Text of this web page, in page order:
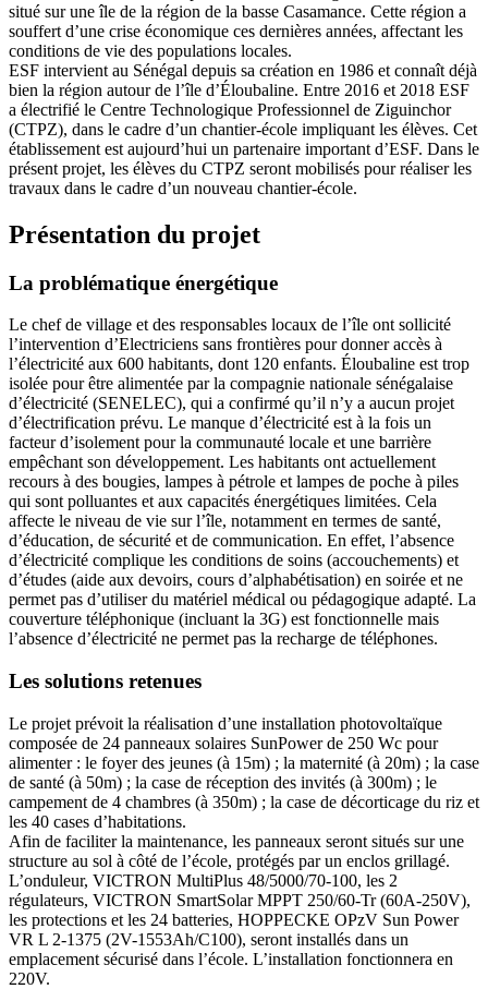
situé sur une île de la région de la basse Casamance. Cette région a
souffert d’une crise économique ces dernières années, affectant les
conditions de vie des populations locales.
ESF intervient au Sénégal depuis sa création en 1986 et connaît déjà
bien la région autour de l’île d’Éloubaline. Entre 2016 et 2018 ESF
a électrifié le Centre Technologique Professionnel de Ziguinchor
(CTPZ), dans le cadre d’un chantier-école impliquant les élèves. Cet
établissement est aujourd’hui un partenaire important d’ESF. Dans le
présent projet, les élèves du CTPZ seront mobilisés pour réaliser les
travaux dans le cadre d’un nouveau chantier-école.
Présentation du projet
La problématique énergétique
Le chef de village et des responsables locaux de l’île ont sollicité
l’intervention d’Electriciens sans frontières pour donner accès à
l’électricité aux 600 habitants, dont 120 enfants. Éloubaline est trop
isolée pour être alimentée par la compagnie nationale sénégalaise
d’électricité (SENELEC), qui a confirmé qu’il n’y a aucun projet
d’électrification prévu. Le manque d’électricité est à la fois un
facteur d’isolement pour la communauté locale et une barrière
empêchant son développement. Les habitants ont actuellement
recours à des bougies, lampes à pétrole et lampes de poche à piles
qui sont polluantes et aux capacités énergétiques limitées. Cela
affecte le niveau de vie sur l’île, notamment en termes de santé,
d’éducation, de sécurité et de communication. En effet, l’absence
d’électricité complique les conditions de soins (accouchements) et
d’études (aide aux devoirs, cours d’alphabétisation) en soirée et ne
permet pas d’utiliser du matériel médical ou pédagogique adapté. La
couverture téléphonique (incluant la 3G) est fonctionnelle mais
l’absence d’électricité ne permet pas la recharge de téléphones.
Les solutions retenues
Le projet prévoit la réalisation d’une installation photovoltaïque
composée de 24 panneaux solaires SunPower de 250 Wc pour
alimenter : le foyer des jeunes (à 15m) ; la maternité (à 20m) ; la case
de santé (à 50m) ; la case de réception des invités (à 300m) ; le
campement de 4 chambres (à 350m) ; la case de décorticage du riz et
les 40 cases d’habitations.
Afin de faciliter la maintenance, les panneaux seront situés sur une
structure au sol à côté de l’école, protégés par un enclos grillagé.
L’onduleur, VICTRON MultiPlus 48/5000/70-100, les 2
régulateurs, VICTRON SmartSolar MPPT 250/60-Tr (60A-250V),
les protections et les 24 batteries, HOPPECKE OPzV Sun Power
VR L 2-1375 (2V-1553Ah/C100), seront installés dans un
emplacement sécurisé dans l’école. L’installation fonctionnera en
220V.